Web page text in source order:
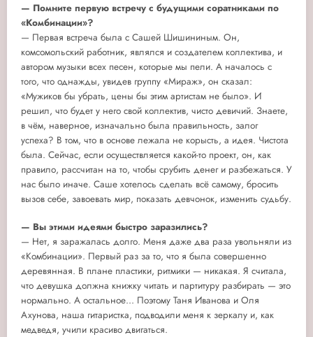
— Помните первую встречу с будущими соратниками по
«Комбинации»?
— Первая встреча была с Сашей Шишининым. Он,
комсомольский работник, являлся и создателем коллектива, и
автором музыки всех песен, которые мы пели. А началось с
того, что однажды, увидев группу «Мираж», он сказал:
«Мужиков бы убрать, цены бы этим артистам не было». И
решил, что будет у него свой коллектив, чисто девичий. Знаете,
в чём, наверное, изначально была правильность, залог
успеха? В том, что в основе лежала не корысть, а идея. Чистота
была. Сейчас, если осуществляется какой-то проект, он, как
правило, рассчитан на то, чтобы срубить денег и разбежаться. У
нас было иначе. Саше хотелось сделать всё самому, бросить
вызов себе, завоевать мир, показать девчонок, изменить судьбу.
— Вы этими идеями быстро заразились?
— Нет, я заражалась долго. Меня даже два раза увольняли из
«Комбинации». Первый раз за то, что я была совершенно
деревянная. В плане пластики, ритмики — никакая. Я считала,
что девушка должна книжку читать и партитуру разбирать — это
нормально. А остальное... Поэтому Таня Иванова и Оля
Ахунова, наша гитаристка, подводили меня к зеркалу и, как
медведя, учили красиво двигаться.